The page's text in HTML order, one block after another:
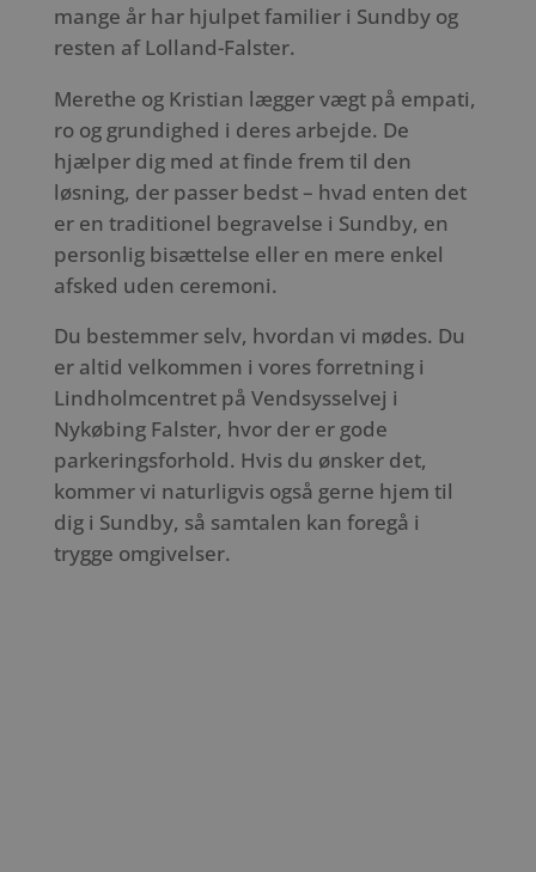
mange år har hjulpet familier i Sundby og
resten af Lolland-Falster.
Merethe og Kristian lægger vægt på empati,
ro og grundighed i deres arbejde. De
hjælper dig med at finde frem til den
løsning, der passer bedst – hvad enten det
er en traditionel begravelse i Sundby, en
personlig bisættelse eller en mere enkel
afsked uden ceremoni.
Du bestemmer selv, hvordan vi mødes. Du
er altid velkommen i vores forretning i
Lindholmcentret på Vendsysselvej i
Nykøbing Falster, hvor der er gode
parkeringsforhold. Hvis du ønsker det,
kommer vi naturligvis også gerne hjem til
dig i Sundby, så samtalen kan foregå i
trygge omgivelser.